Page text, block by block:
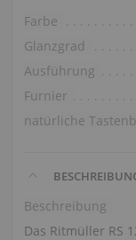
Farbe
Glanzgrad
Ausführung
Furnier
Beschreibung
Das Ritmüller RS